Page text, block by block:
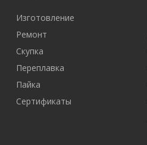
Изготовление
Ремонт
Скупка
Переплавка
Пайка
Сертификаты